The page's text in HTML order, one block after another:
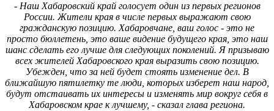
- Наш Хабаровский край голосует один из первых регионов
России. Жители края в числе первых выражают свою
гражданскую позицию. Хабаровчане, ваш голос - это не
просто бюллетень, это ваше видение будущего края, это наш
шанс сделать его лучше для следующих поколений. Я призываю
всех жителей Хабаровского края выразить свою позицию.
Убежден, что за ней будет стоять изменение дел. В
ближайшую пятилетку те люди, которых изберет наш народ,
будут отстаивать их интересы и изменять мир вокруг себя в
Хабаровском крае к лучшему, - сказал глава региона.